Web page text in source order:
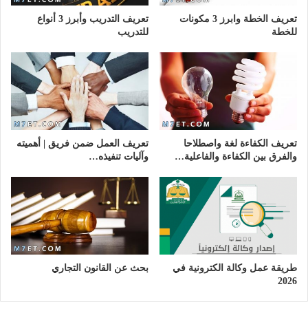
تعريف الخطة وابرز 3 مكونات
للخطة
تعريف التدريب وأبرز 3 أنواع
للتدريب
تعريف الكفاءة لغة واصطلاحا
والفرق بين الكفاءة والفاعلية…
تعريف العمل ضمن فريق | أهميته
وآليات تنفيذه…
طريقة عمل وكالة الكترونية في
2026
بحث عن القانون التجاري